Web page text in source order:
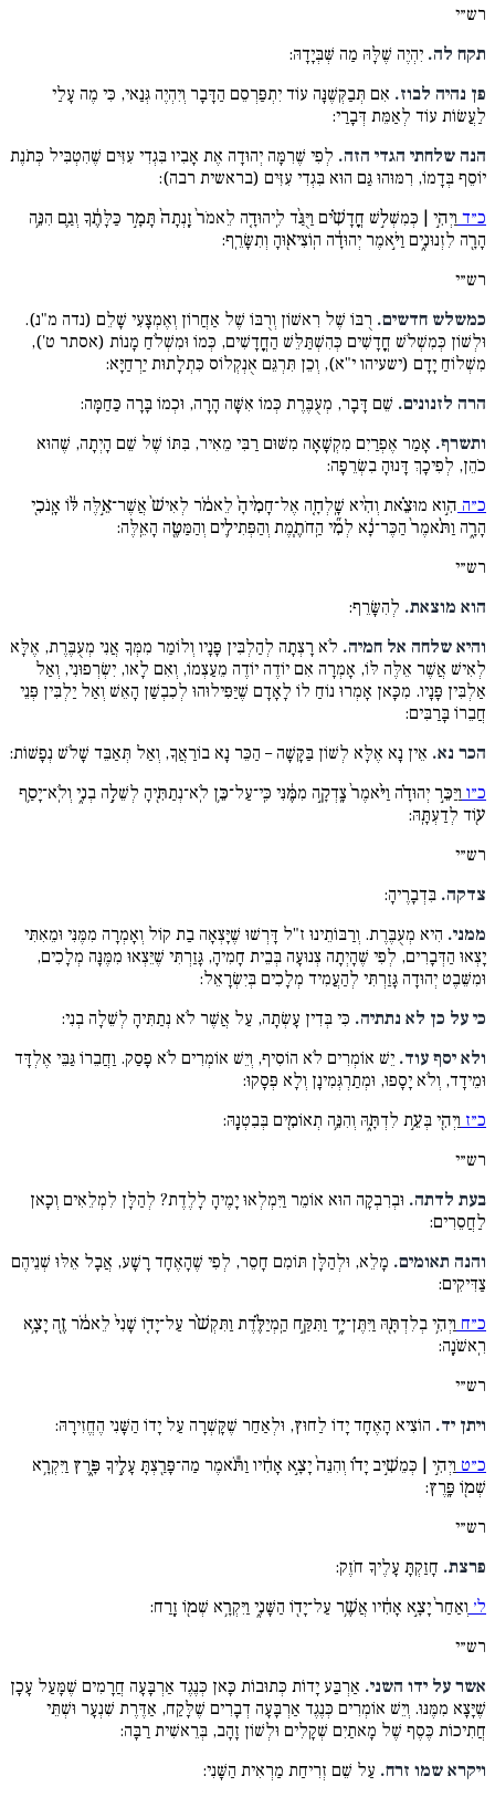
רש״י
תקח לה. יִהְיֶה שֶׁלָּהּ מַה שְּׁבְּיָדָהּ:
פן נהיה לבוז. אִם תְּבַקְּשֶׁנָּה עוֹד יִתְפַּרְסֵם הַדָּבָר וְיִהְיֶה גְּנַאי, כִּי מֶה עָלַי
לַעֲשׂוֹת עוֹד לְאַמֵּת דְּבָרַי:
הנה שלחתי הגדי הזה. לְפִי שֶׁרִמָּה יְהוּדָה אֶת אָבִיו בִּגְדִי עִזִּים שֶׁהִטְבִּיל כְּתֹנֶת
יוֹסֵף בְּדָמוֹ, רִמּוּהוּ גַּם הוּא בִּגְדִי עִזִּים (בראשית רבה):
כ״ד וַיְהִ֣י | כְּמִשְׁל֣שׁ חֳדָשִׁ֗ים וַיֻּגַּ֨ד לִֽיהוּדָ֤ה לֵאמֹר֨ זָֽנְתָה֙ תָּמָ֣ר כַּלָּתֶ֔ךָ וְגַ֛ם הִנֵּ֥ה
הָרָ֖ה לִזְנוּנִ֑ים וַיֹּ֣אמֶר יְהוּדָ֔ה הֽוֹצִיא֖וּהָ וְתִשָּׂרֵֽף:
רש״י
כמשלש חדשים. רֻבּוֹ שֶׁל רִאשׁוֹן וְרֻבּוֹ שֶׁל אַחֲרוֹן וְאֶמְצָעִי שָׁלֵם (נדה מ"נ).
וּלְשׁוֹן כְּמִשְׁלֹשׁ חֳדָשִׁים כְּהִשְׁתַּלֵּשׁ הַחֳדָשִׁים, כְּמוֹ וּמִשְׁלֹחַ מָנוֹת (אסתר ט'),
מִשְׁלוֹחַ יָדָם (ישעיהו י"א), וְכֵן תִּרְגֵּם אֻנְקְלוֹס כִּתְלָתוּת יַרְחַיָּא:
הרה לזנונים. שֵׁם דָּבָר, מְעֻבֶּרֶת כְּמוֹ אִשָּׁה הָרָה, וּכְמוֹ בָּרָה כַּחַמָּה:
ותשרף. אָמַר אֶפְרַיִם מִקְשָׁאָה מִשּׁוּם רַבִּי מֵאִיר, בִּתּוֹ שֶׁל שֵׁם הָיְתָה, שֶׁהוּא
כֹהֵן, לְפִיכָךְ דָּנוּהָ בִשְׂרֵפָה:
כ״ה הִ֣וא מוּצֵ֗את וְהִ֨יא שָֽׁלְחָ֤ה אֶל־חָמִ֨יהָ֙ לֵאמֹ֔ר לְאִישׁ֙ אֲשֶׁר־אֵ֣לֶּה לּ֔וֹ אָֽנֹכִ֖י
הָרָ֑ה וַתֹּ֨אמֶר֙ הַכֶּר־נָ֔א לְמִ֞י הַֽחֹתֶ֧מֶת וְהַפְּתִילִ֛ים וְהַמַּטֶּ֖ה הָאֵֽלֶּה:
רש״י
הוא מוצאת. לְהִשָּׂרֵף:
והיא שלחה אל חמיה. לֹא רָצְתָה לְהַלְבִּין פָּנָיו וְלוֹמַר מִמְּךָ אֲנִי מְעֻבֶּרֶת, אֶלָּא
לְאִישׁ אֲשֶׁר אֵלֶּה לּוֹ, אָמְרָה אִם יוֹדֶה יוֹדֶה מֵעַצְמוֹ, וְאִם לָאו, יִשְׂרְפוּנִי, וְאַל
אַלְבִּין פָּנָיו. מִכָּאן אָמְרוּ נוֹחַ לוֹ לָאָדָם שֶׁיַּפִּילוּהוּ לְכִבְשַׁן הָאֵשׁ וְאַל יַלְבִּין פְּנֵי
חֲבֵרוֹ בָּרַבִּים:
הכר נא. אֵין נָא אֶלָּא לְשׁוֹן בַּקָּשָׁה – הַכֵּר נָא בוֹרַאֲךָ, וְאַל תְּאַבֵּד שָׁלֹשׁ נְפָשׁוֹת:
כ״ו וַיַּכֵּ֣ר יְהוּדָ֗ה וַיֹּ֨אמֶר֙ צָֽדְקָ֣ה מִמֶּ֔נִּי כִּֽי־עַל־כֵּ֥ן לֹֽא־נְתַתִּ֖יהָ לְשֵׁלָ֣ה בְנִ֑י וְלֹֽא־יָסַ֥ף
ע֖וֹד לְדַעְתָּֽהּ:
רש״י
צדקה. בִּדְבָרֶיהָ:
ממני. הִיא מְעֻבֶּרֶת. וְרַבּוֹתֵינוּ ז"ל דָּרְשׁוּ שֶׁיָּצְאָה בַת קוֹל וְאָמְרָה מִמֶּנִּי וּמֵאִתִּי
יָצְאוּ הַדְּבָרִים, לְפִי שֶׁהָיְתָה צְנוּעָה בְּבֵית חָמִיהָ, גָּזַרְתִּי שֶׁיֵּצְאוּ מִמֶּנָּה מְלָכִים,
וּמִשֵּׁבֶט יְהוּדָה גָּזַרְתִּי לְהַעֲמִיד מְלָכִים בְּיִשְׂרָאֵל:
כי על כן לא נתתיה. כִּי בְּדִין עָשְׂתָה, עַל אֲשֶׁר לֹא נְתַתִּיהָ לְשֵׁלָה בְנִי:
ולא יסף עוד. יֵשׁ אוֹמְרִים לֹא הוֹסִיף, וְיֵשׁ אוֹמְרִים לֹא פָסַק. וַחֲבֵרוֹ גַּבֵּי אֶלְדָּד
וּמֵידָד, וְלֹא יָסָפוּ, וּמְתַרְגְּמִינָן וְלָא פְּסָקוּ:
כ״ז וַיְהִ֖י בְּעֵ֣ת לִדְתָּ֑הּ וְהִנֵּ֥ה תְאוֹמִ֖ים בְּבִטְנָֽהּ:
רש״י
בעת לדתה. וּבְרִבְקָה הוּא אוֹמֵר וַיִּמְלְאוּ יָמֶיהָ לָלֶדֶת? לְהַלָּן לִמְלֵאִים וְכָאן
לַחֲסֵרִים:
והנה תאומים. מָלֵא, וּלְהַלָּן תּוֹמִם חָסֵר, לְפִי שֶׁהָאֶחָד רָשָׁע, אֲבָל אֵלּוּ שְׁנֵיהֶם
צַדִּיקִים:
כ״ח וַיְהִ֥י בְלִדְתָּ֖הּ וַיִּתֶּן־יָ֑ד וַתִּקַּ֣ח הַֽמְיַלֶּ֗דֶת וַתִּקְשֹׁ֨ר עַל־יָד֤וֹ שָׁנִי֙ לֵאמֹ֔ר זֶ֖ה יָצָ֥א
רִֽאשֹׁנָֽה:
רש״י
ויתן יד. הוֹצִיא הָאֶחָד יָדוֹ לַחוּץ, וּלְאַחַר שֶׁקָּשְׁרָה עַל יָדוֹ הַשָּׁנִי הֶחֱזִירָהּ:
כ״ט וַיְהִ֣י | כְּמֵשִׁ֣יב יָד֗וֹ וְהִנֵּה֙ יָצָ֣א אָחִ֔יו וַתֹּ֕אמֶר מַה־פָּרַ֖צְתָּ עָלֶ֣יךָ פָּ֑רֶץ וַיִּקְרָ֥א
שְׁמ֖וֹ פָּֽרֶץ:
רש״י
פרצת. חָזַקְתָּ עָלֶיךָ חֹזֶק:
ל׳ וְאַחַר֙ יָצָ֣א אָחִ֔יו אֲשֶׁ֥ר עַל־יָד֖וֹ הַשָּׁנִ֑י וַיִּקְרָ֥א שְׁמ֖וֹ זָֽרַח:
רש״י
אשר על ידו השני. אַרְבַּע יָדוֹת כְּתוּבוֹת כָּאן כְּנֶגֶד אַרְבָּעָה חֲרָמִים שֶׁמָּעַל עָכָן
שֶׁיָּצָא מִמֶּנּוּ. וְיֵשׁ אוֹמְרִים כְּנֶגֶד אַרְבָּעָה דְבָרִים שֶׁלָּקַח, אַדֶּרֶת שִׁנְעָר וּשְׁתֵּי
חֲתִיכוֹת כֶּסֶף שֶׁל מָאתַיִם שְׁקָלִים וּלְשׁוֹן זָהָב, בְּרֵאשִׁית רַבָּה:
ויקרא שמו זרח. עַל שֵׁם זְרִיחַת מַרְאִית הַשָּׁנִי: